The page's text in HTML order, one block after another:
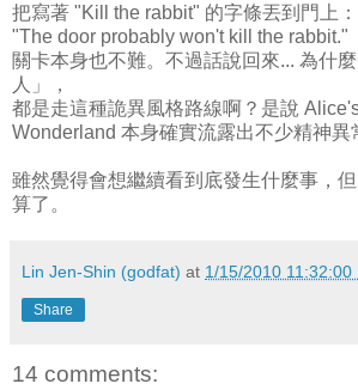
把寫著 "Kill the rabbit" 的字條丟到門上：
"The door probably won't kill the rabbit."
關卡本身也不難。不過話說回來... 為什
人」，
都是走這種詭異風格路線啊？是說
Wonderland 本身確實流露出不少精神異
雖然覺得會想繼續看到底發生什麼事，但
算了。
Lin Jen-Shin (godfat) at 1/15/2010 11:32:00
Share
14 comments: